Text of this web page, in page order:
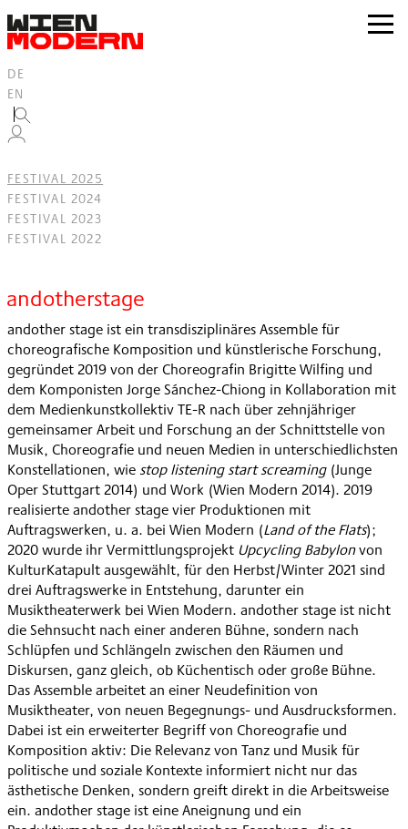
springen
zur
DE
EN
FESTIVAL 2025
FESTIVAL 2024
FESTIVAL 2023
FESTIVAL 2022
andotherstage
andother stage ist ein transdisziplinäres Assemble für
choreografische Komposition und künstlerische Forschung,
gegründet 2019 von der Choreografin Brigitte Wilfing und
dem Komponisten Jorge Sánchez-Chiong in Kollaboration mit
dem Medienkunstkollektiv TE-R nach über zehnjähriger
gemeinsamer Arbeit und Forschung an der Schnittstelle von
Musik, Choreografie und neuen Medien in unterschiedlichsten
Konstellationen, wiestop listening start screaming(Junge
Oper Stuttgart 2014) und Work (Wien Modern 2014). 2019
realisierte andother stage vier Produktionen mit
Auftragswerken, u. a. bei Wien Modern (Land of the Flats);
2020 wurde ihr Vermittlungsprojekt Upcycling Babylonvon
KulturKatapult ausgewählt, für den Herbst/Winter 2021 sind
drei Auftragswerke in Entstehung, darunter ein
Musiktheaterwerk bei Wien Modern. andother stage ist nicht
die Sehnsucht nach einer anderen Bühne, sondern nach
Schlüpfen und Schlängeln zwischen den Räumen und
Diskursen, ganz gleich, ob Küchentisch oder große Bühne.
Das Assemble arbeitet an einer Neudefinition von
Musiktheater, von neuen Begegnungs- und Ausdrucksformen.
Dabei ist ein erweiterter Begriff von Choreografie und
Komposition aktiv: Die Relevanz von Tanz und Musik für
politische und soziale Kontexte informiert nicht nur das
ästhetische Denken, sondern greift direkt in die Arbeitsweise
ein. andother stage ist eine Aneignung und ein